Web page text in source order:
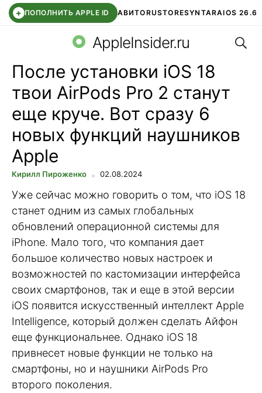
+ ПОПОЛНИТЬ APPLE ID АВИТОRUSTORESYNTARAIOS 26.6
СБЕР КИДС ЧАТ ROBLOXВТБ ОНЛАЙН
AppleInsider.ru
После установки iOS 18
твои AirPods Pro 2 станут
еще круче. Вот сразу 6
новых функций наушников
Apple
Кирилл Пироженко 02.08.2024
Уже сейчас можно говорить о том, что iOS 18
станет одним из самых глобальных
обновлений операционной системы для
iPhone. Мало того, что компания дает
большое количество новых настроек и
возможностей по кастомизации интерфейса
своих смартфонов, так и еще в этой версии
iOS появится искусственный интеллект Apple
Intelligence, который должен сделать Айфон
еще функциональнее. Однако iOS 18
привнесет новые функции не только на
смартфоны, но и наушники AirPods Pro
второго поколения.